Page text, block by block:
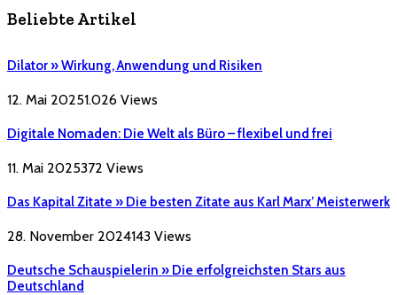
Beliebte Artikel
Dilator » Wirkung, Anwendung und Risiken
12. Mai 20251.026 Views
Digitale Nomaden: Die Welt als Büro – flexibel und frei
11. Mai 2025372 Views
Das Kapital Zitate » Die besten Zitate aus Karl Marx’ Meisterwerk
28. November 2024143 Views
Deutsche Schauspielerin » Die erfolgreichsten Stars aus
Deutschland